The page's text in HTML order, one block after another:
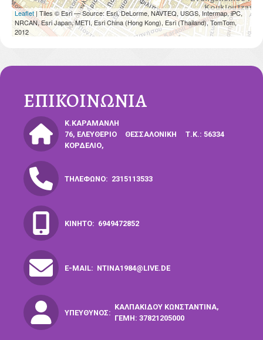
Leaflet | Tiles © Esri — Source: Esri, DeLorme, NAVTEQ, USGS, Intermap, iPC,
NRCAN, Esri Japan, METI, Esri China (Hong Kong), Esri (Thailand), TomTom,
2012
Κ.ΚΑΡΑΜΑΝΛΉ
76, ΕΛΕΥΘΈΡΙΟ
ΚΟΡΔΕΛΙΌ,
ΘΕΣΣΑΛΟΝΊΚΗ Τ.Κ.: 56334
ΤΗΛΈΦΩΝΟ: 2315113533
ΚΙΝΗΤΌ: 6949472852
E-MAIL: NTINA1984@LIVE.DE
ΥΠΕΎΘΥΝΟΣ:
ΚΑΛΠΑΚΊΔΟΥ ΚΩΝΣΤΑΝΤΊΝΑ,
ΓΕΜΗ: 37821205000
ΕΠΙΚΟΙΝΩΝΊΑ